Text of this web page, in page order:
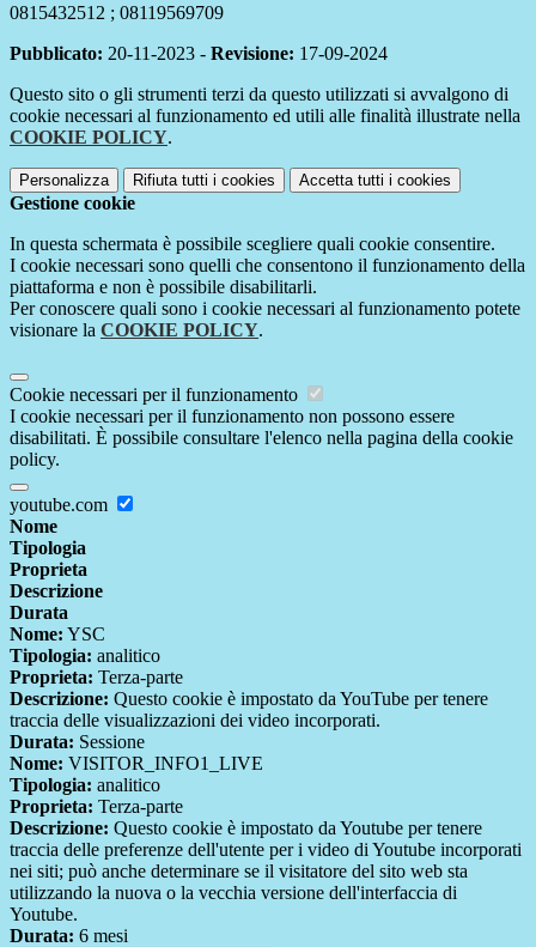
0815432512 ; 08119569709
Pubblicato: 20-11-2023 - Revisione: 17-09-2024
Questo sito o gli strumenti terzi da questo utilizzati si avvalgono di
cookie necessari al funzionamento ed utili alle finalità illustrate nella
COOKIE POLICY.
Personalizza Rifiuta tutti i cookies Accetta tutti i cookies
Gestione cookie
In questa schermata è possibile scegliere quali cookie consentire.
I cookie necessari sono quelli che consentono il funzionamento della
piattaforma e non è possibile disabilitarli.
Per conoscere quali sono i cookie necessari al funzionamento potete
visionare la COOKIE POLICY.
Cookie necessari per il funzionamento
I cookie necessari per il funzionamento non possono essere
disabilitati. È possibile consultare l'elenco nella pagina della cookie
policy.
youtube.com
Nome
Tipologia
Proprieta
Descrizione
Durata
Nome: YSC
Tipologia: analitico
Proprieta: Terza-parte
Descrizione: Questo cookie è impostato da YouTube per tenere
traccia delle visualizzazioni dei video incorporati.
Durata: Sessione
Nome: VISITOR_INFO1_LIVE
Tipologia: analitico
Proprieta: Terza-parte
Descrizione: Questo cookie è impostato da Youtube per tenere
traccia delle preferenze dell'utente per i video di Youtube incorporati
nei siti; può anche determinare se il visitatore del sito web sta
utilizzando la nuova o la vecchia versione dell'interfaccia di
Youtube.
Durata: 6 mesi